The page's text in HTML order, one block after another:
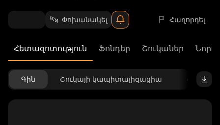
Փոխանակել Հաղորդել
Հետազոտություն Ֆոնդեր Շուկաներ
Գին Շուկայի կապիտալիզացիա